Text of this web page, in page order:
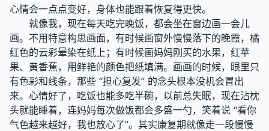
心情会一点点变好，身体也能跟着恢复得更快。
就像我，现在每天吃完晚饭，都会坐在窗边画一会儿
画。不用特意构思画面，有时候画窗外慢慢落下的晚霞，橘
红色的云彩晕染在纸上；有时候画妈妈刚买的水果，红苹
果、黄香蕉，用鲜艳的颜色把纸填满。画画的时候，眼里只
有色彩和线条，那些 “担心复发” 的念头根本没机会冒出
来。心情好了，吃饭也能多吃半碗，以前总失眠，现在沾枕
头就能睡着，连妈妈每次做饭都会多盛一勺，笑着说 “看你
气色越来越好，我也放心了”。其实康复期就像走一段慢慢